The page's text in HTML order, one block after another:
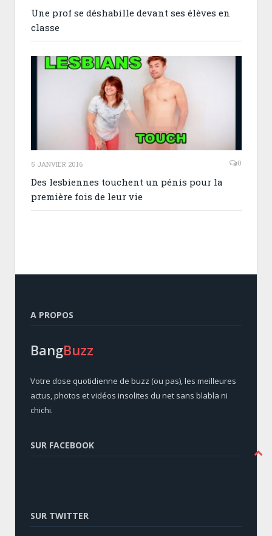
Une prof se déshabille devant ses élèves en
classe
5 JANVIER 2016 0
Des lesbiennes touchent un pénis pour la
première fois de leur vie
A PROPOS
BangBuzz
Votre dose quotidienne de buzz (ou pas), les meilleures
actus, photos et vidéos insolites du net sans blabla ni
chichi.
SUR FACEBOOK
SUR TWITTER